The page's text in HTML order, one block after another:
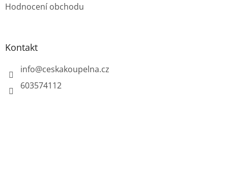
Hodnocení obchodu
Kontakt
info@ceskakoupelna.cz
603574112